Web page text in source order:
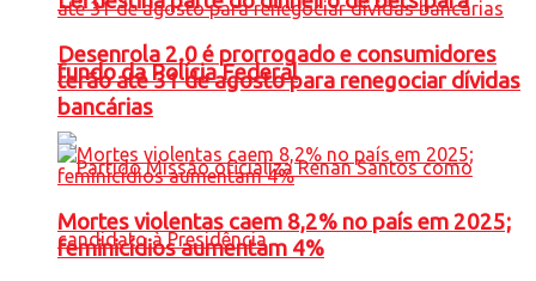
fundo da Polícia Federal
Desenrola 2.0 é prorrogado e consumidores
terão até 31 de agosto para renegociar dívidas
bancárias
Mortes violentas caem 8,2% no país em 2025;
feminicídios aumentam 4%